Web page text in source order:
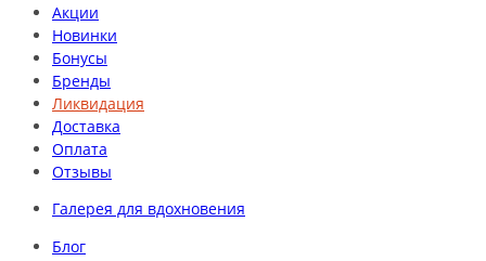
Акции
Новинки
Бонусы
Бренды
Ликвидация
Доставка
Оплата
Отзывы
Галерея для вдохновения
Блог